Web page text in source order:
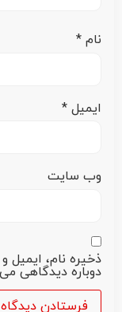
نام *
ایمیل *
وب‌ سایت
ذخیره نام، ایمیل
دوباره دیدگاهی